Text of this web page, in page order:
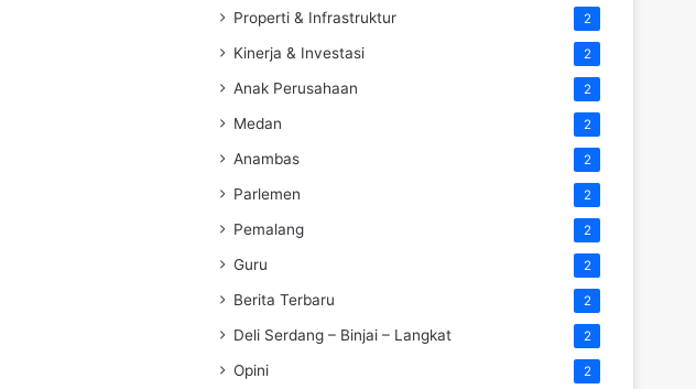
Properti & Infrastruktur 2
Kinerja & Investasi 2
Anak Perusahaan 2
Medan 2
Anambas 2
Parlemen 2
Pemalang 2
Guru 2
Berita Terbaru 2
Deli Serdang – Binjai – Langkat 2
Opini 2